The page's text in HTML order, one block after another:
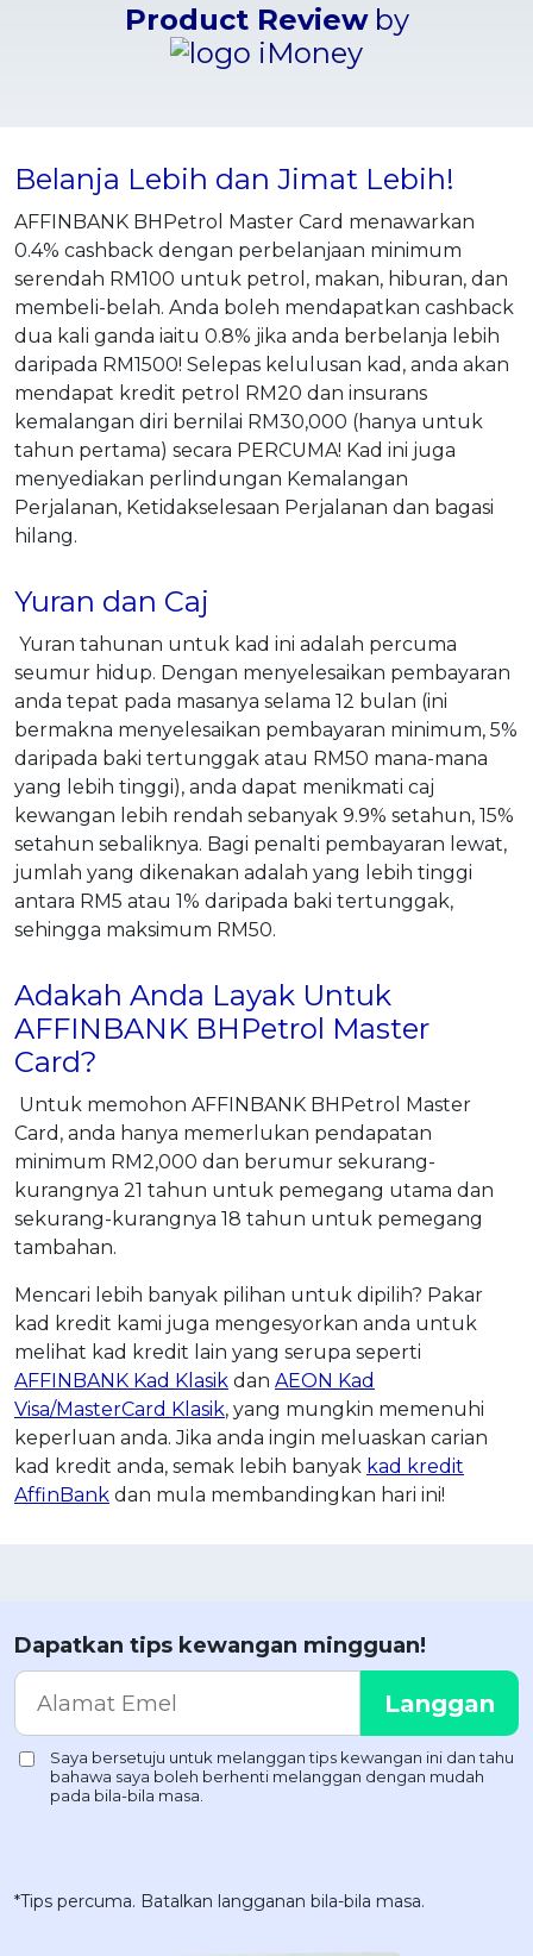
Product Reviewby
Belanja Lebih dan Jimat Lebih!
AFFINBANK BHPetrol Master Card menawarkan
0.4% cashback dengan perbelanjaan minimum
serendah RM100 untuk petrol, makan, hiburan, dan
membeli-belah. Anda boleh mendapatkan cashback
dua kali ganda iaitu 0.8% jika anda berbelanja lebih
daripada RM1500! Selepas kelulusan kad, anda akan
mendapat kredit petrol RM20 dan insurans
kemalangan diri bernilai RM30,000 (hanya untuk
tahun pertama) secara PERCUMA! Kad ini juga
menyediakan perlindungan Kemalangan
Perjalanan, Ketidakselesaan Perjalanan dan bagasi
hilang.
Yuran dan Caj
Yuran tahunan untuk kad ini adalah percuma
seumur hidup. Dengan menyelesaikan pembayaran
anda tepat pada masanya selama 12 bulan (ini
bermakna menyelesaikan pembayaran minimum, 5%
daripada baki tertunggak atau RM50 mana-mana
yang lebih tinggi), anda dapat menikmati caj
kewangan lebih rendah sebanyak 9.9% setahun, 15%
setahun sebaliknya. Bagi penalti pembayaran lewat,
jumlah yang dikenakan adalah yang lebih tinggi
antara RM5 atau 1% daripada baki tertunggak,
sehingga maksimum RM50.
Adakah Anda Layak Untuk
AFFINBANK BHPetrol Master
Card?
Untuk memohon AFFINBANK BHPetrol Master
Card, anda hanya memerlukan pendapatan
minimum RM2,000 dan berumur sekurang-
kurangnya 21 tahun untuk pemegang utama dan
sekurang-kurangnya 18 tahun untuk pemegang
tambahan.
Mencari lebih banyak pilihan untuk dipilih? Pakar
kad kredit kami juga mengesyorkan anda untuk
melihat kad kredit lain yang serupa seperti
AFFINBANK Kad Klasik dan AEON Kad
Visa/MasterCard Klasik, yang mungkin memenuhi
keperluan anda. Jika anda ingin meluaskan carian
kad kredit anda, semak lebih banyak kad kredit
AffinBank dan mula membandingkan hari ini!
Dapatkan tips kewangan mingguan!
*Tips percuma. Batalkan langganan bila-bila masa.